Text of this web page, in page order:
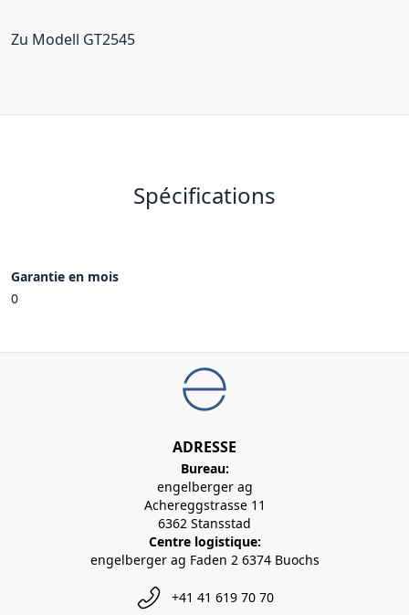
Zu Modell GT2545
Spécifications
Garantie en mois
0
ADRESSE
Bureau:
engelberger ag
Achereggstrasse 11
6362 Stansstad
Centre logistique:
engelberger ag Faden 2 6374 Buochs
+41 41 619 70 70